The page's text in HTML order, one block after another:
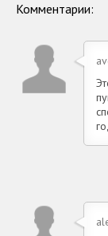
Комментарии: